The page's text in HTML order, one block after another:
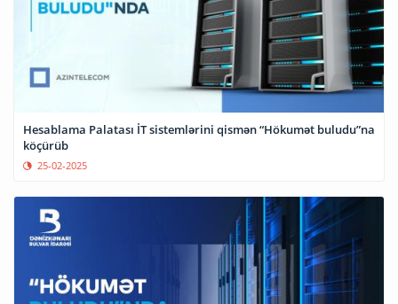
Hesablama Palatası İT sistemlərini qismən “Hökumət buludu”na
köçürüb
25-02-2025